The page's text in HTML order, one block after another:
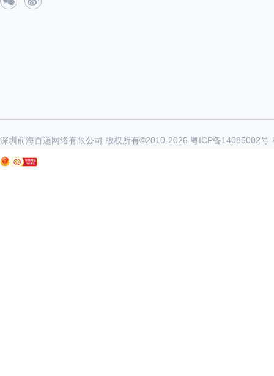
深圳前海百递网络有限公司 版权所有©2010-2026 粤ICP备14085002号